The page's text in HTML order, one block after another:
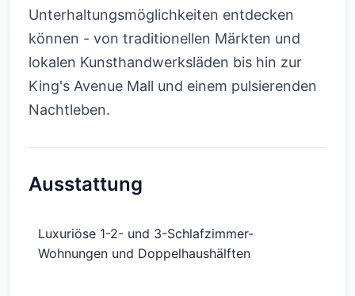
Unterhaltungsmöglichkeiten entdecken
können - von traditionellen Märkten und
lokalen Kunsthandwerksläden bis hin zur
King's Avenue Mall und einem pulsierenden
Nachtleben.
Ausstattung
Luxuriöse 1-2- und 3-Schlafzimmer-
Wohnungen und Doppelhaushälften